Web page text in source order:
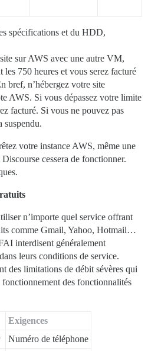
spécifications et du HDD,
sur AWS avec une autre VM,
les 750 heures et vous serez facturé
bref, n’hébergez votre site
AWS. Si vous dépassez votre limite
facturé. Si vous ne pouvez pas
suspendu.
votre instance AWS, même une
cessera de fonctionner.
n’importe quel service offrant
comme Gmail, Yahoo, Hotmail…
interdisent généralement
leurs conditions de service.
des limitations de débit sévères qui
des fonctionnalités
Exigences
Numéro de téléphone